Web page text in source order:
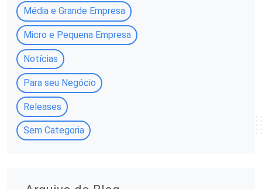
Média e Grande Empresa
Micro e Pequena Empresa
Notícias
Para seu Negócio
Releases
Sem Categoria